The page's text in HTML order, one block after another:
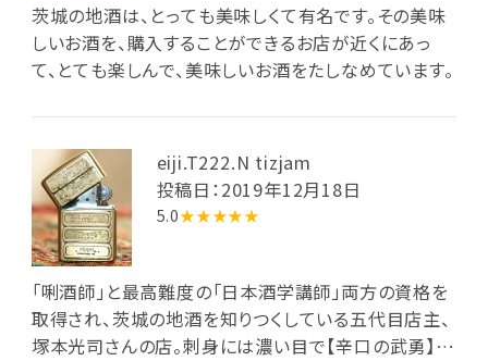
茨城の地酒は、とっても美味しくて有名です。その美味
しいお酒を、購入することができるお店が近くにあっ
て、とても楽しんで、美味しいお酒をたしなめています。
eiji.T222.N tizjam
投稿日：2019年12月18日
5.0★★★★★
「唎酒師」と最高難度の「日本酒学講師」両方の資格を
取得され、茨城の地酒を知りつくしている五代目店主、
塚本光司さんの店。刺身には濃い目で【辛口の武勇】が